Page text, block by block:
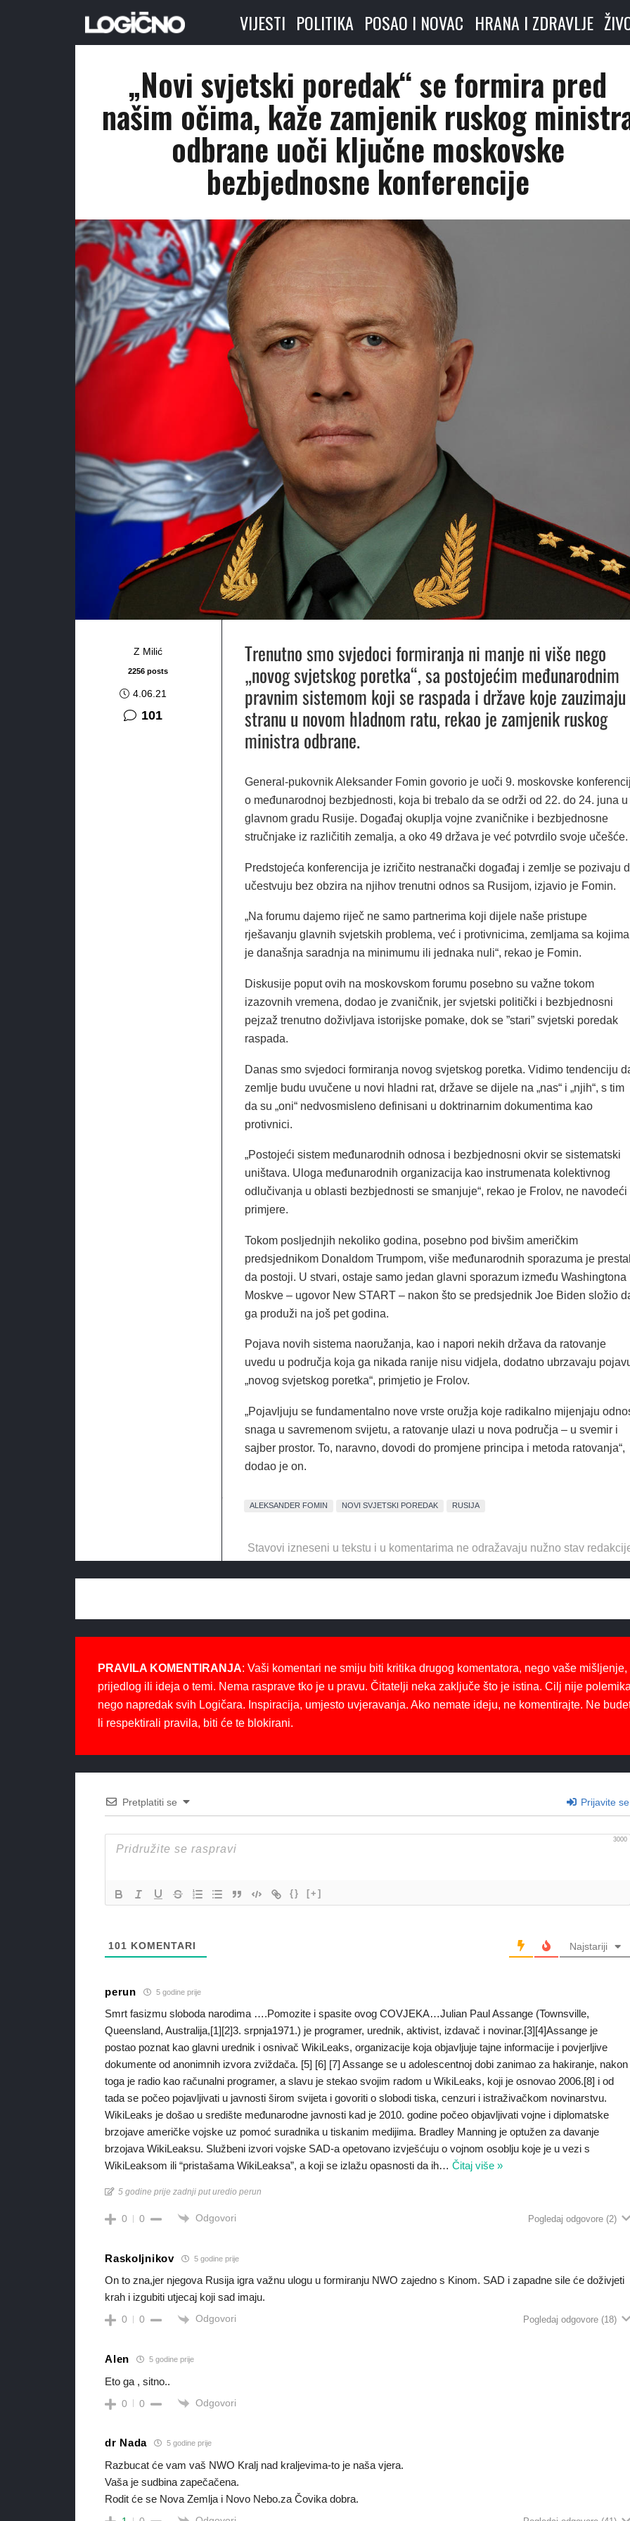
VIJESTI POLITIKA POSAO I NOVAC HRANA I ZDRAVLJE
„Novi svjetski poredak“ se formira pred
našim očima, kaže zamjenik ruskog
odbrane uoči ključne moskovske
bezbjednosne konferencije
Z Milić
2256 posts
4.06.21
101
Trenutno smo svjedoci formiranja ni manje ni više nego
„novog svjetskog poretka“, sa postojećim međunarodnim
pravnim sistemom koji se raspada i države koje zauzimaju
stranu u novom hladnom ratu, rekao je zamjenik ruskog
ministra odbrane.
General-pukovnik Aleksander Fomin govorio je uoči 9. moskovske
o međunarodnoj bezbjednosti, koja bi trebalo da se održi od 22. do 24. juna u
glavnom gradu Rusije. Događaj okuplja vojne zvaničnike i bezbjednosne
stručnjake iz različitih zemalja, a oko 49 država je već potvrdilo svoje učešće.
Predstojeća konferencija je izričito nestranački događaj i zemlje se pozivaju
učestvuju bez obzira na njihov trenutni odnos sa Rusijom, izjavio je Fomin.
„Na forumu dajemo riječ ne samo partnerima koji dijele naše pristupe
rješavanju glavnih svjetskih problema, već i protivnicima, zemljama sa kojima
je današnja saradnja na minimumu ili jednaka nuli“, rekao je Fomin.
Diskusije poput ovih na moskovskom forumu posebno su važne tokom
izazovnih vremena, dodao je zvaničnik, jer svjetski politički i bezbjednosni
pejzaž trenutno doživljava istorijske pomake, dok se ”stari” svjetski poredak
raspada.
Danas smo svjedoci formiranja novog svjetskog poretka. Vidimo tendenciju
zemlje budu uvučene u novi hladni rat, države se dijele na „nas“ i „njih“, s tim
da su „oni“ nedvosmisleno definisani u doktrinarnim dokumentima kao
protivnici.
„Postojeći sistem međunarodnih odnosa i bezbjednosni okvir se sistematski
uništava. Uloga međunarodnih organizacija kao instrumenata kolektivnog
odlučivanja u oblasti bezbjednosti se smanjuje“, rekao je Frolov, ne navodeći
primjere.
Tokom posljednjih nekoliko godina, posebno pod bivšim američkim
predsjednikom Donaldom Trumpom, više međunarodnih sporazuma je
da postoji. U stvari, ostaje samo jedan glavni sporazum između Washingtona
Moskve – ugovor New START – nakon što se predsjednik Joe Biden složio
ga produži na još pet godina.
Pojava novih sistema naoružanja, kao i napori nekih država da ratovanje
uvedu u područja koja ga nikada ranije nisu vidjela, dodatno ubrzavaju
„novog svjetskog poretka“, primjetio je Frolov.
„Pojavljuju se fundamentalno nove vrste oružja koje radikalno mijenjaju
snaga u savremenom svijetu, a ratovanje ulazi u nova područja – u svemir i
sajber prostor. To, naravno, dovodi do promjene principa i metoda ratovanja“,
dodao je on.
ALEKSANDER FOMIN NOVI SVJETSKI POREDAK RUSIJA
Stavovi izneseni u tekstu i u komentarima ne odražavaju nužno stav
PRAVILA KOMENTIRANJA: Vaši komentari ne smiju biti kritika drugog komentatora, nego vaše mišljenje,
prijedlog ili ideja o temi. Nema rasprave tko je u pravu. Čitatelji neka zaključe što je istina. Cilj nije
nego napredak svih Logičara. Inspiracija, umjesto uvjeravanja. Ako nemate ideju, ne komentirajte. Ne
li respektirali pravila, biti će te blokirani.
Pretplatiti se Prijavite se
3000
{} [+]
101 KOMENTARI Najstariji
perun 5 godine prije
Smrt fasizmu sloboda narodima ….Pomozite i spasite ovog COVJEKA…Julian Paul Assange (Townsville,
Queensland, Australija,[1][2]3. srpnja1971.) je programer, urednik, aktivist, izdavač i novinar.[3][4]Assange je
postao poznat kao glavni urednik i osnivač WikiLeaks, organizacije koja objavljuje tajne informacije i povjerljive
dokumente od anonimnih izvora zviždača. [5] [6] [7] Assange se u adolescentnoj dobi zanimao za hakiranje, nakon
toga je radio kao računalni programer, a slavu je stekao svojim radom u WikiLeaks, koji je osnovao 2006.[8] i od
tada se počeo pojavljivati u javnosti širom svijeta i govoriti o slobodi tiska, cenzuri i istraživačkom novinarstvu.
WikiLeaks je došao u središte međunarodne javnosti kad je 2010. godine počeo objavljivati vojne i diplomatske
brzojave američke vojske uz pomoć suradnika u tiskanim medijima. Bradley Manning je optužen za davanje
brzojava WikiLeaksu. Službeni izvori vojske SAD-a opetovano izvješćuju o vojnom osoblju koje je u vezi s
WikiLeaksom ili “pristašama WikiLeaksa”, a koji se izlažu opasnosti da ih…Čitaj više »
5 godine prije zadnji put uredio perun
0 0 Odgovori Pogledaj odgovore (2)
Raskoljnikov 5 godine prije
On to zna,jer njegova Rusija igra važnu ulogu u formiranju NWO zajedno s Kinom. SAD i zapadne sile će doživjeti
krah i izgubiti utjecaj koji sad imaju.
0 0 Odgovori Pogledaj odgovore (18)
Alen 5 godine prije
Eto ga , sitno..
0 0 Odgovori
dr Nada 5 godine prije
Razbucat će vam vaš NWO Kralj nad kraljevima-to je naša vjera.
Vaša je sudbina zapečačena.
Rodit će se Nova Zemlja i Novo Nebo.za Čovika dobra.